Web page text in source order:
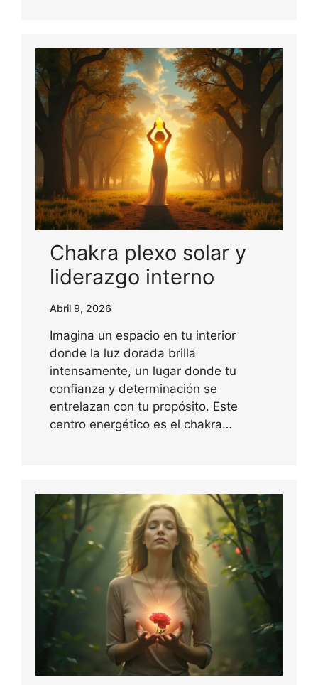
Chakra plexo solar y
liderazgo interno
Abril 9, 2026
Imagina un espacio en tu interior
donde la luz dorada brilla
intensamente, un lugar donde tu
confianza y determinación se
entrelazan con tu propósito. Este
centro energético es el chakra…